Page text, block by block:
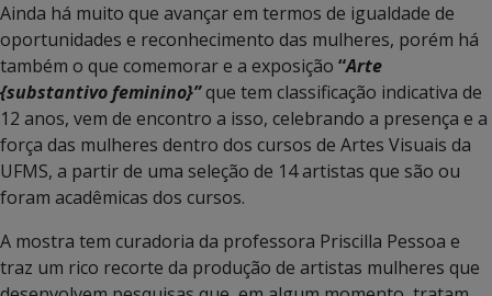
Ainda há muito que avançar em termos de igualdade de
oportunidades e reconhecimento das mulheres, porém há
também o que comemorar e a exposição “Arte
{substantivo feminino}”que tem classificação indicativa de
12 anos, vem de encontro a isso, celebrando a presença e a
força das mulheres dentro dos cursos de Artes Visuais da
UFMS, a partir de uma seleção de 14 artistas que são ou
foram acadêmicas dos cursos.
A mostra tem curadoria da professora Priscilla Pessoa e
traz um rico recorte da produção de artistas mulheres que